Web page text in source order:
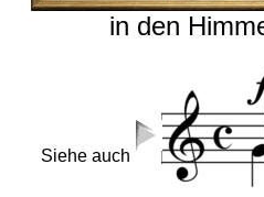
in den
Siehe auch